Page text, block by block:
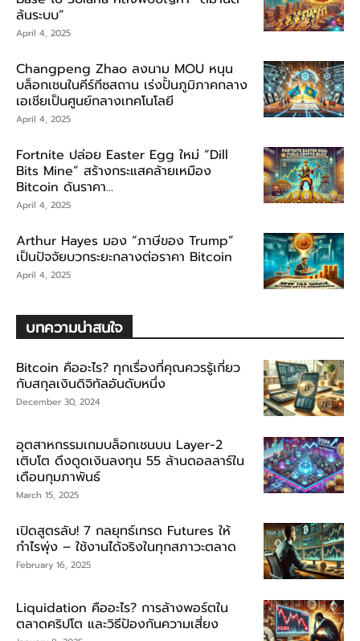
ล้นระบบ”
April 4, 2025
Changpeng Zhao ลงนาม MOU หนุน
บล็อกเชนในคีร์กีซสถาน เร่งปั้นภูมิภาคกลาง
เอเชียเป็นศูนย์กลางเทคโนโลยี
April 4, 2025
Fortnite ปล่อย Easter Egg ใหม่ “Dill
Bits Mine” สร้างกระแสคล้ายเหมือง
Bitcoin ดันราคา...
April 4, 2025
Arthur Hayes มอง “ภาษีของ Trump”
เป็นปัจจัยบวกระยะกลางต่อราคา Bitcoin
April 4, 2025
บทความน่าสนใจ
Bitcoin คืออะไร? ทุกเรื่องที่คุณควรรู้เกี่ยว
กับสกุลเงินดิจิทัลอันดับหนึ่ง
December 30, 2024
อุตสาหกรรมเกมบล็อกเชนบน Layer-2
เติบโต ดึงดูดเงินลงทุน 55 ล้านดอลลาร์ใน
เดือนกุมภาพันธ์
March 15, 2025
เปิดสูตรลับ! 7 กลยุทธ์เทรด Futures ให้
กำไรพุ่ง – ใช้งานได้จริงในทุกสภาวะตลาด
February 16, 2025
Liquidation คืออะไร? การล้างพอร์ตใน
ตลาดคริปโต และวิธีป้องกันความเสี่ยง